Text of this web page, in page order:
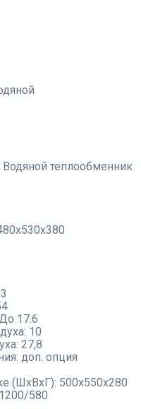
Водяной теплообменник
17.6
10
27,8
доп. опция
(ШxВxГ): 500x550x280
580